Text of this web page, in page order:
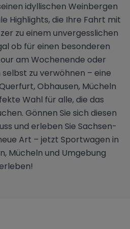
idyllischen Weinbergen
Highlights, die Ihre Fahrt mit
zu einem unvergesslichen
ob für einen besonderen
am Wochenende oder
zu verwöhnen – eine
Obhausen, Mücheln
Wahl für alle, die das
Gönnen Sie sich diesen
und erleben Sie Sachsen-
Art – jetzt Sportwagen in
Mücheln und Umgebung